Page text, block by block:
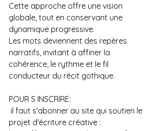
Cette approche offre une vision
globale, tout en conservant une
dynamique progressive.
Les mots deviennent des repères
narratifs, invitant à affiner la
cohérence, le rythme et le fil
conducteur du récit gothique.
POUR S INSCRIRE:
projet d'écriture créative :